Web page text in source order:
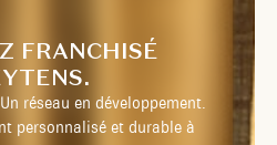
FRANCHISÉ
réseau en développement.
personnalisé et durable à